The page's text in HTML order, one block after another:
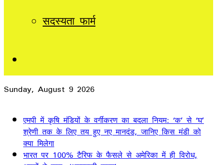
सदस्यता फार्म
Sunday, August 9 2026
एमपी में कृषि मंडियों के वर्गीकरण का बदला नियम: ‘क’ से ‘घ’
श्रेणी तक के लिए तय हुए नए मानदंड, जानिए किस मंडी को
क्या मिलेगा
भारत पर 100% टैरिफ के फैसले से अमेरिका में ही विरोध,